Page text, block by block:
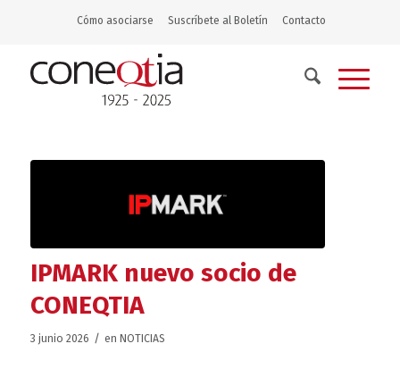
Cómo asociarse Suscríbete al Boletín Contacto
IPMARK nuevo socio de
CONEQTIA
3 junio 2026 / en NOTICIAS